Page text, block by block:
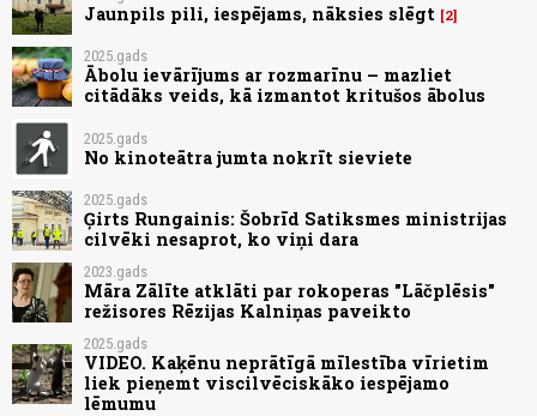
Jaunpils pili, iespējams, nāksies slēgt 2
2025.gads
Ābolu ievārījums ar rozmarīnu – mazliet
citādāks veids, kā izmantot kritušos ābolus
2025.gads
No kinoteātra jumta nokrīt sieviete
2025.gads
Ģirts Rungainis: Šobrīd Satiksmes ministrijas
cilvēki nesaprot, ko viņi dara
2023.gads
Māra Zālīte atklāti par rokoperas "Lāčplēsis"
režisores Rēzijas Kalniņas paveikto
2025.gads
VIDEO. Kaķēnu neprātīgā mīlestība vīrietim
liek pieņemt viscilvēciskāko iespējamo
lēmumu